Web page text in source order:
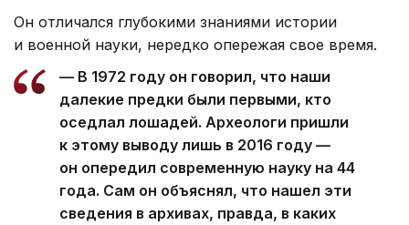
Он отличался глубокими знаниями истории
и военной науки, нередко опережая свое время.
— В 1972 году он говорил, что наши
далекие предки были первыми, кто
оседлал лошадей. Археологи пришли
к этому выводу лишь в 2016 году —
он опередил современную науку на 44
года. Сам он объяснял, что нашел эти
сведения в архивах, правда, в каких